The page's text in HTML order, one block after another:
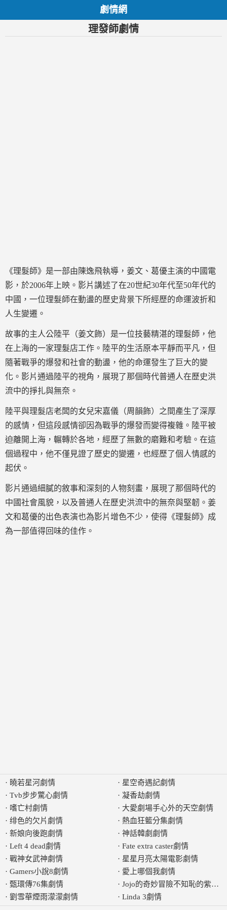
劇情網
理發師劇情
《理髮師》是一部由陳逸飛執導，姜文、葛優主演的中國電
影，於2006年上映。影片講述了在20世紀30年代至50年代的
中國，一位理髮師在動盪的歷史背景下所經歷的命運波折和
人生變遷。
故事的主人公陸平（姜文飾）是一位技藝精湛的理髮師，他
在上海的一家理髮店工作。陸平的生活原本平靜而平凡，但
隨著戰爭的爆發和社會的動盪，他的命運發生了巨大的變
化。影片通過陸平的視角，展現了那個時代普通人在歷史洪
流中的掙扎與無奈。
陸平與理髮店老闆的女兒宋嘉儀（周韻飾）之間產生了深厚
的感情，但這段感情卻因為戰爭的爆發而變得複雜。陸平被
迫離開上海，輾轉於各地，經歷了無數的磨難和考驗。在這
個過程中，他不僅見證了歷史的變遷，也經歷了個人情感的
起伏。
影片通過細膩的敘事和深刻的人物刻畫，展現了那個時代的
中國社會風貌，以及普通人在歷史洪流中的無奈與堅韌。姜
文和葛優的出色表演也為影片增色不少，使得《理髮師》成
為一部值得回味的佳作。
· 曉若星河劇情
· Tvb步步驚心劇情
· 嗜亡村劇情
· 绯色的欠片劇情
· 新娘向後跑劇情
· Left 4 dead劇情
· 戰神女武神劇情
· Gamers小說8劇情
· 甄環傳76集劇情
· 劉雪華煙雨濛濛劇情
· 星空奇遇記劇情
· 凝香劫劇情
· 大愛劇場手心外的天空劇情
· 熱血狂籃分集劇情
· 神話韓劇劇情
· Fate extra caster劇情
· 星星月亮太陽電影劇情
· 愛上哪個我劇情
· Jojo的奇妙冒險不知恥的紫煙
· Linda 3劇情